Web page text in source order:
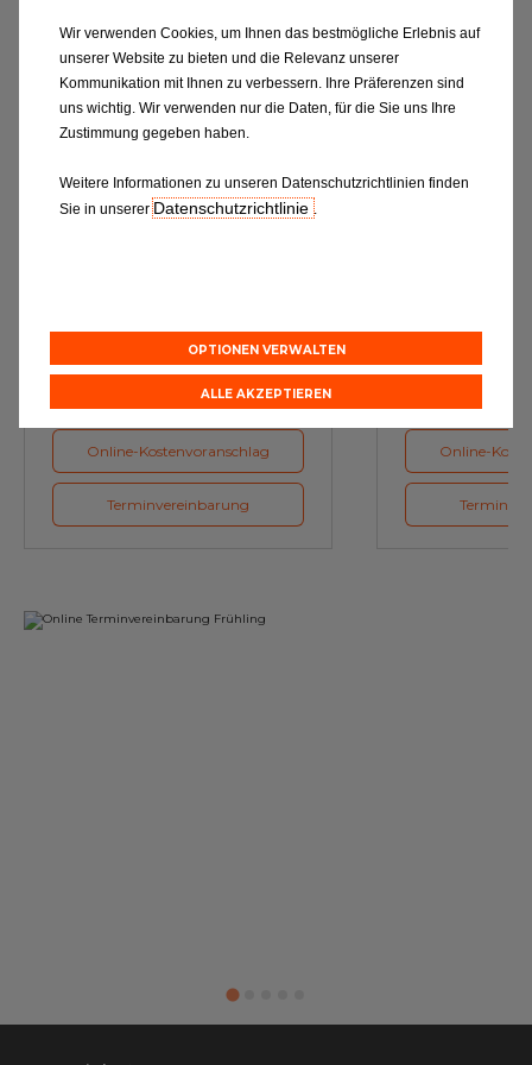
Alles entdecken
Schmierstoffe, Garanten für eine
optimale Motorfunktion
Online-Kostenvoranschlag
Terminvereinbarung
Inspektion und Austausch von
Online-
Wir verwenden Cookies, um Ihnen das bestmögliche Erlebnis auf
unserer Website zu bieten und die Relevanz unserer
Kommunikation mit Ihnen zu verbessern. Ihre Präferenzen sind
uns wichtig. Wir verwenden nur die Daten, für die Sie uns Ihre
Zustimmung gegeben haben.
Weitere Informationen zu unseren Datenschutzrichtlinien finden
Sie in unsererDatenschutzrichtlinie .
OPTIONEN VERWALTEN
ALLE AKZEPTIEREN